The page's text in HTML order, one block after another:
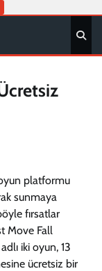
platformu
sunmaya
fırsatlar
Move Fall
iki oyun, 13
ücretsiz bir